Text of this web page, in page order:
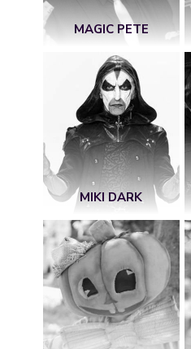
MAGIC PETE
MIKI DARK